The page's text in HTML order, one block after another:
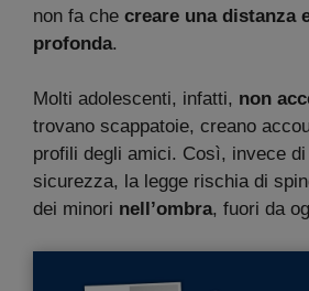
non fa che creare una distanza
profonda.
Molti adolescenti, infatti, non
trovano scappatoie, creano
profili degli amici. Così, invece
sicurezza, la legge rischia di
dei minori nell’ombra, fuori da